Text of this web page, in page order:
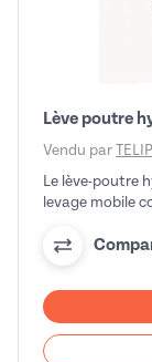
Lève poutre
Vendu par TELIP
Le lève-poutre
levage mobile